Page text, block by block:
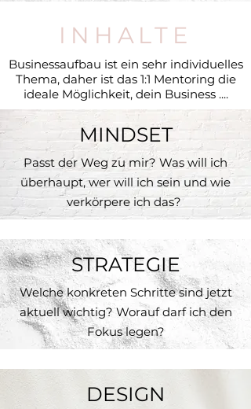
INHALTE
Businessaufbau ist ein sehr individuelles
Thema, daher ist das 1:1 Mentoring die
ideale Möglichkeit, dein Business ....
MINDSET
Passt der Weg zu mir? Was will ich
überhaupt, wer will ich sein und wie
verkörpere ich das?
STRATEGIE
Welche konkreten Schritte sind jetzt
aktuell wichtig? Worauf darf ich den
Fokus legen?
DESIGN